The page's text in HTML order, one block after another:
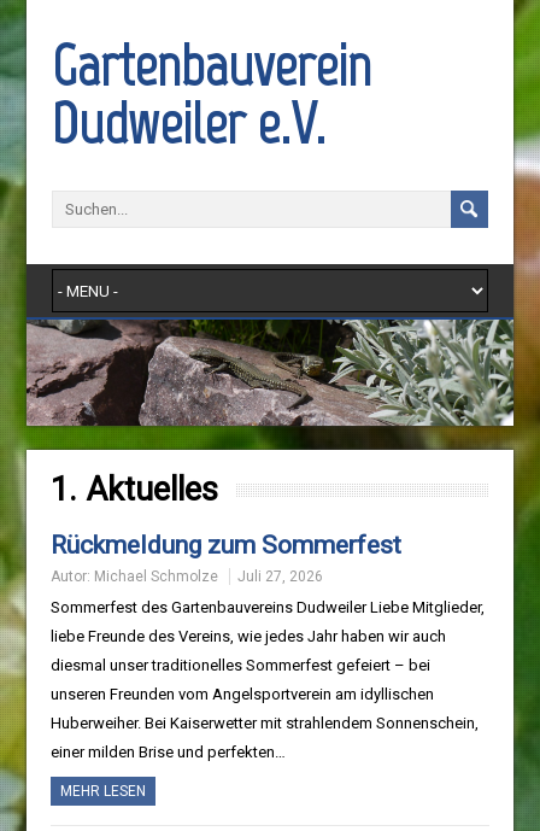
Gartenbauverein
Dudweiler e.V.
1. Aktuelles
Rückmeldung zum Sommerfest
Autor: Michael Schmolze Juli 27, 2026
Sommerfest des Gartenbauvereins Dudweiler Liebe Mitglieder,
liebe Freunde des Vereins, wie jedes Jahr haben wir auch
diesmal unser traditionelles Sommerfest gefeiert – bei
unseren Freunden vom Angelsportverein am idyllischen
Huberweiher. Bei Kaiserwetter mit strahlendem Sonnenschein,
einer milden Brise und perfekten…
MEHR LESEN